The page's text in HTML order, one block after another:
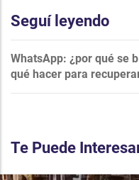
Seguí leyendo
WhatsApp: ¿por qué se
qué hacer para
Te Puede